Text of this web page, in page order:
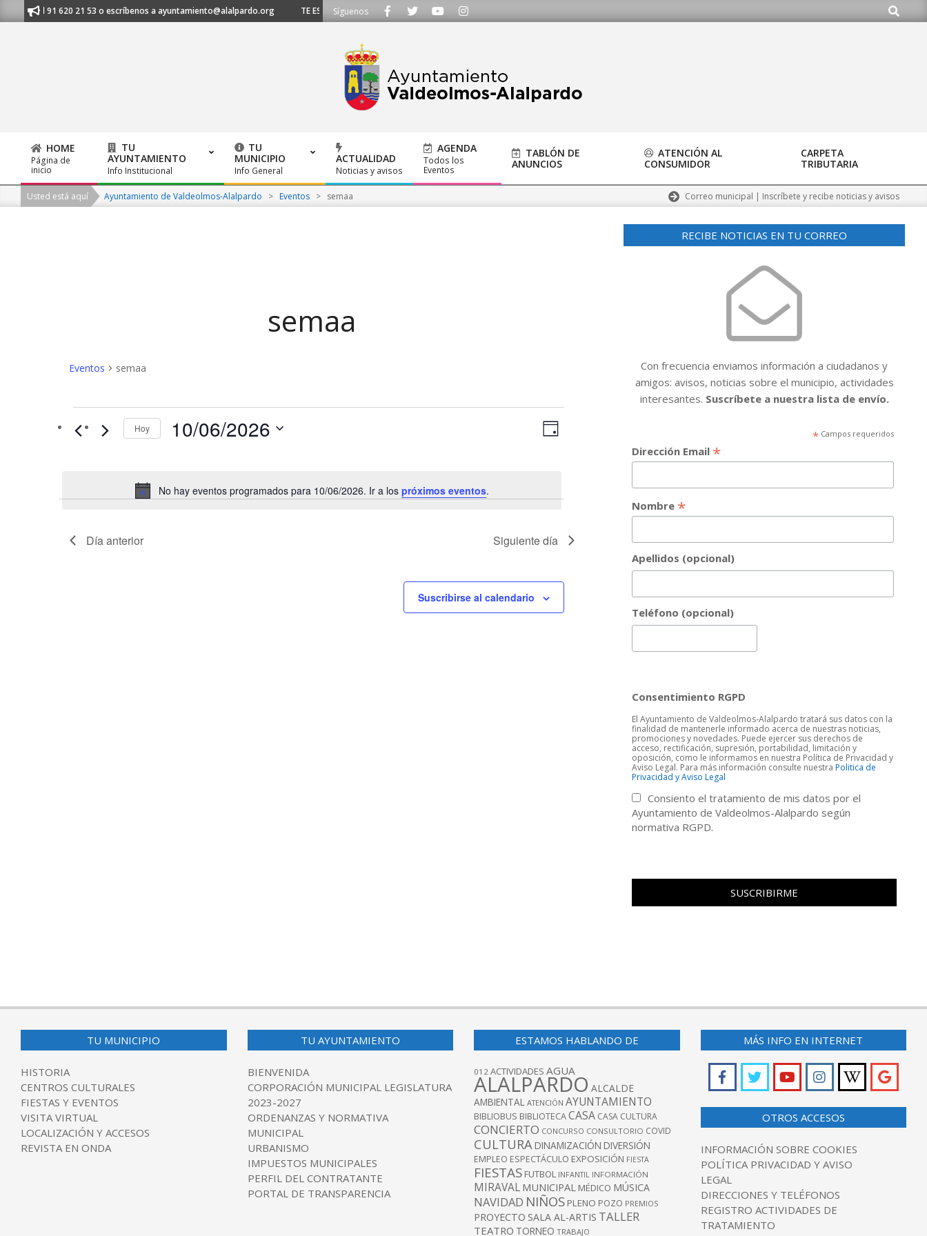
to
al 91 620 21 53 o escríbenos a ayuntamiento@alalpardo.org TE ESCUCHAMOS - Llámanos al 91 620 21 53 o escríbenos a ayuntamiento@alalpardo.org
Síguenos Buscar
Primary
Navigation
Menu
HOME
Página de
inicio
TU
AYUNTAMIENTO
Info Institucional
TU
MUNICIPIO
Info General
ACTUALIDAD
Noticias y avisos
AGENDA
Todos los
Eventos
TABLÓN DE
ANUNCIOS
ATENCIÓN AL
CONSUMIDOR
CARPETA
TRIBUTARIA
Usted está aquí Ayuntamiento de Valdeolmos-Alalpardo > Eventos > semaa Correo municipal | Inscríbete y recibe noticias y avisos
semaa
Eventos semaa
Eventos
en
Aviso
No hay eventos programados para 10/06/2026. Ir a los próximos eventos.
N
e
a
i
ó
N
a
g
i
n
Día
Hoy 10/06/2026
Día anterior Siguiente día
Suscribirse al calendario
RECIBE NOTICIAS EN TU CORREO
Con frecuencia enviamos información a ciudadanos y
amigos: avisos, noticias sobre el municipio, actividades
interesantes. Suscríbete a nuestra lista de envío.
* Campos requeridos
Dirección Email *
Nombre *
Apellidos (opcional)
Teléfono (opcional)
Consentimiento RGPD
El Ayuntamiento de Valdeolmos-Alalpardo tratará sus datos con la
finalidad de mantenerle informado acerca de nuestras noticias,
promociones y novedades. Puede ejercer sus derechos de
acceso, rectificación, supresión, portabilidad, limitación y
oposición, como le informamos en nuestra Política de Privacidad y
Aviso Legal. Para más información consulte nuestraPolitica de
Privacidad y Aviso Legal
Consiento el tratamiento de mis datos por el
Ayuntamiento de Valdeolmos-Alalpardo según
normativa RGPD.
TU MUNICIPIO
HISTORIA
CENTROS CULTURALES
FIESTAS Y EVENTOS
VISITA VIRTUAL
LOCALIZACIÓN Y ACCESOS
REVISTA EN ONDA
TU AYUNTAMIENTO
BIENVENIDA
CORPORACIÓN MUNICIPAL LEGISLATURA
2023-2027
ORDENANZAS Y NORMATIVA
MUNICIPAL
URBANISMO
IMPUESTOS MUNICIPALES
PERFIL DEL CONTRATANTE
PORTAL DE TRANSPARENCIA
ESTAMOS HABLANDO DE
012 ACTIVIDADES AGUA
ALALPARDO ALCALDE
AMBIENTAL ATENCIÓN AYUNTAMIENTO
BIBLIOBUS BIBLIOTECACASA CASA CULTURA
CONCIERTO CONCURSO CONSULTORIO COVID
CULTURA DINAMIZACIÓN DIVERSIÓN
EMPLEO ESPECTÁCULO EXPOSICIÓN FIESTA
FIESTAS FUTBOL INFANTIL INFORMACIÓN
MIRAVAL MUNICIPAL MÉDICO MÚSICA
NAVIDAD NIÑOS PLENO POZO PREMIOS
PROYECTO SALA AL-ARTIS TALLER
TEATRO TORNEO TRABAJO
MÁS INFO EN INTERNET
OTROS ACCESOS
INFORMACIÓN SOBRE COOKIES
POLÍTICA PRIVACIDAD Y AVISO
LEGAL
DIRECCIONES Y TELÉFONOS
REGISTRO ACTIVIDADES DE
TRATAMIENTO